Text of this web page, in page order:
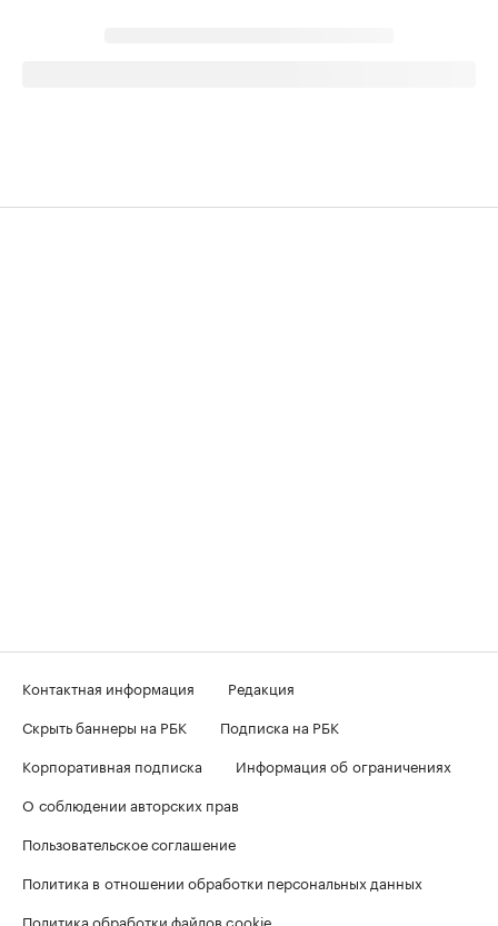
Контактная информация
Редакция
Скрыть баннеры на РБК
Подписка на РБК
Корпоративная подписка
Информация об ограничениях
О соблюдении авторских прав
Пользовательское соглашение
Политика в отношении обработки персональных данных
Политика обработки файлов cookie